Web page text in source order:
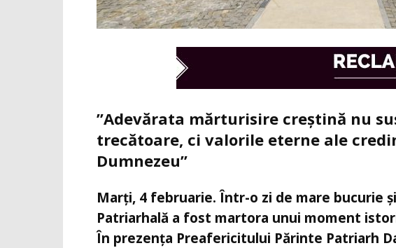
”Adevărata mărturisire creștină nu
trecătoare, ci valorile eterne ale
Dumnezeu”
Marți, 4 februarie. Într-o zi de mare bucurie
Patriarhală a fost martora unui moment
În prezența Preafericitului Părinte Patriarh